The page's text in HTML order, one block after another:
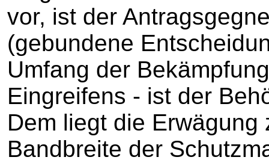
vor, ist der
(gebundene
Umfang der
Eingreifens - ist der
Dem liegt die
Bandbreite der